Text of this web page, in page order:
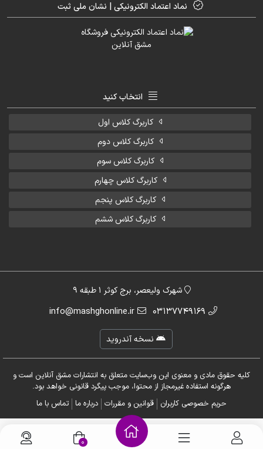
نماد اعتماد الکترونیکی | نشان ملی ثبت
انتخاب کنید
کاربرگ کلاس اول
کاربرگ کلاس دوم
کاربرگ کلاس سوم
کاربرگ کلاس چهارم
کاربرگ کلاس پنجم
کاربرگ کلاس ششم
شهرک ولیعصر، برج کوثر 1 طبقه 9
03137749169
info@mashghonline.ir
نسخه آندروید
کلیه حقوق مادی و معنوی این وب‌سایت متعلق به انتشارات مشق آنلاین است و
هرگونه استفاده غیرمجاز از محتوا، موجب پیگرد قانونی خواهد بود.
حریم خصوصی کاربران قوانین و مقررات درباره ما تماس با ما
0